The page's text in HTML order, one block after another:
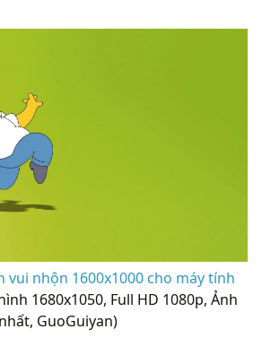
vui nhộn 1600x1000 cho máy tính
1680x1050, Full HD 1080p, Ảnh
GuoGuiyan)